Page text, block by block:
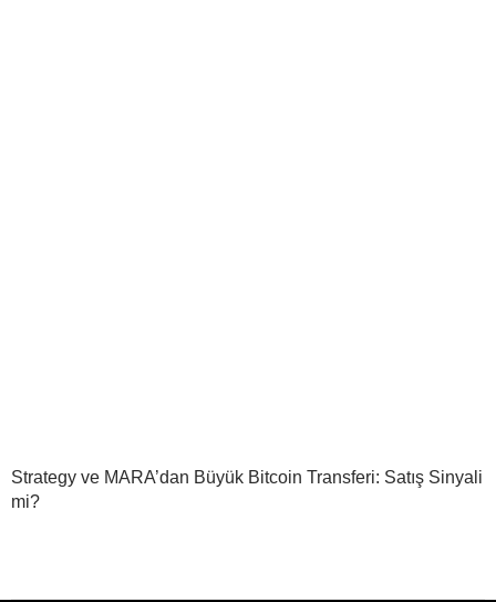
Strategy ve MARA’dan Büyük Bitcoin Transferi: Satış Sinyali
mi?